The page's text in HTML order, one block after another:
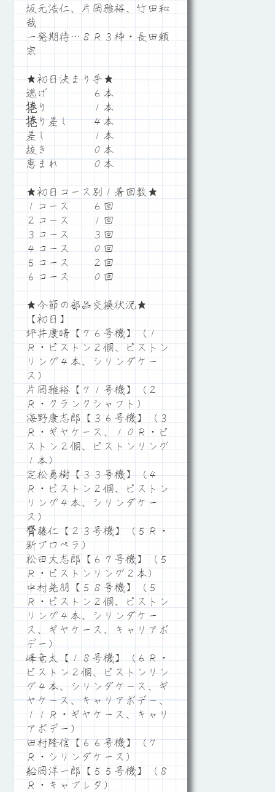
坂元浩仁、片岡雅裕、竹田和
哉
一発期待…８Ｒ３枠・長田頼
宗
★初日決まり手★
逃げ ６本
捲り １本
捲り差し ４本
差し １本
抜き ０本
恵まれ ０本
★初日コース別１着回数★
１コース ６回
２コース １回
３コース ３回
４コース ０回
５コース ２回
６コース ０回
★今節の部品交換状況★
【初日】
坪井康晴【７６号機】（１
Ｒ・ピストン２個、ピストン
リング４本、シリンダケー
ス）
片岡雅裕【７１号機】（２
Ｒ・クランクシャフト）
海野康志郎【３６号機】（３
Ｒ・ギヤケース、１０Ｒ・ピ
ストン２個、ピストンリング
１本）
定松勇樹【３３号機】（４
Ｒ・ピストン２個、ピストン
リング４本、シリンダケー
ス）
齊藤仁【２３号機】（５Ｒ・
新プロペラ）
松田大志郎【６７号機】（５
Ｒ・ピストンリング２本）
中村晃朋【５８号機】（５
Ｒ・ピストン２個、ピストン
リング４本、シリンダケー
ス、ギヤケース、キャリアボ
デー）
峰竜太【１８号機】（６Ｒ・
ピストン２個、ピストンリン
グ４本、シリンダケース、ギ
ヤケース、キャリアボデー、
１１Ｒ・ギヤケース、キャリ
アボデー）
田村隆信【６６号機】（７
Ｒ・シリンダケース）
船岡洋一郎【５５号機】（８
Ｒ・キャブレタ）